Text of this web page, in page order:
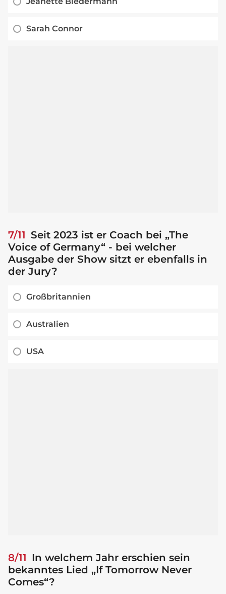
Sarah Connor
7/11 Seit 2023 ist er Coach bei „The
Voice of Germany“ - bei welcher
Ausgabe der Show sitzt er ebenfalls in
der Jury?
Großbritannien
Australien
USA
8/11 In welchem Jahr erschien sein
bekanntes Lied „If Tomorrow Never
Comes“?